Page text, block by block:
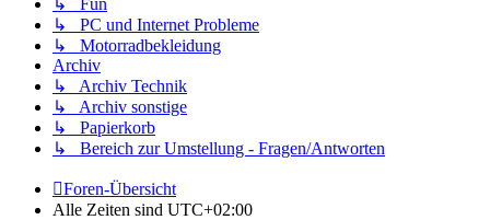
↳ PC und Internet Probleme
↳ Motorradbekleidung
Archiv
↳ Archiv Technik
↳ Archiv sonstige
↳ Papierkorb
↳ Bereich zur Umstellung - Fragen/Antworten
Foren-Übersicht
Alle Zeiten sind UTC+02:00